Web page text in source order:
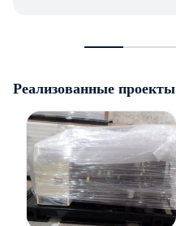
Реализованные проекты
Дизельный